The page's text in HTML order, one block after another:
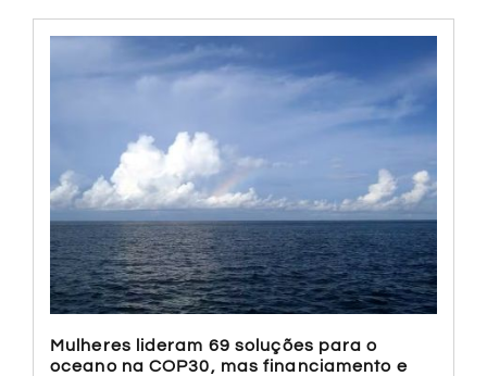
Mulheres lideram 69 soluções para o
oceano na COP30, mas financiamento e